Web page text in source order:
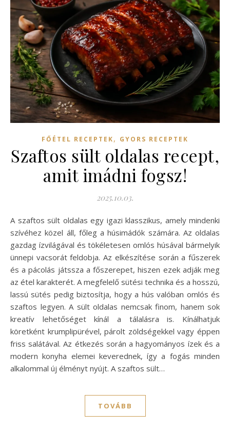
FŐÉTEL RECEPTEK, GYORS RECEPTEK
Szaftos sült oldalas recept,
amit imádni fogsz!
2025.10.03.
A szaftos sült oldalas egy igazi klasszikus, amely mindenki
szívéhez közel áll, főleg a húsimádók számára. Az oldalas
gazdag ízvilágával és tökéletesen omlós húsával bármelyik
ünnepi vacsorát feldobja. Az elkészítése során a fűszerek
és a pácolás játssza a főszerepet, hiszen ezek adják meg
az étel karakterét. A megfelelő sütési technika és a hosszú,
lassú sütés pedig biztosítja, hogy a hús valóban omlós és
szaftos legyen. A sült oldalas nemcsak finom, hanem sok
kreatív lehetőséget kínál a tálalásra is. Kínálhatjuk
köretként krumplipürével, párolt zöldségekkel vagy éppen
friss salátával. Az étkezés során a hagyományos ízek és a
modern konyha elemei keverednek, így a fogás minden
alkalommal új élményt nyújt. A szaftos sült…
TOVÁBB